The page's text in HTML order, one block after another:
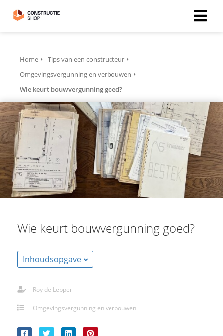
Home
Tips van een constructeur
Omgevingsvergunning en verbouwen
Wie keurt bouwvergunning goed?
Wie keurt bouwvergunning goed?
Inhoudsopgave
Roy de Lepper
Omgevingsvergunning en verbouwen